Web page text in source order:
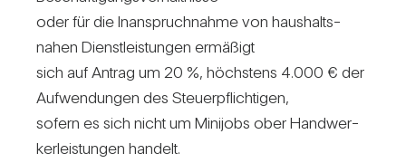
oder für die Inan­spruch­nahme von haus­halts­
nahen Dienst­leis­tungen ermä­ßigt
sich auf Antrag um 20 %, höchs­tens 4.000 € der
Auf­wen­dungen des Steu­er­pflich­tigen,
sofern es sich nicht um Mini­jobs ober Hand­wer­
kerleis­tungen han­delt.